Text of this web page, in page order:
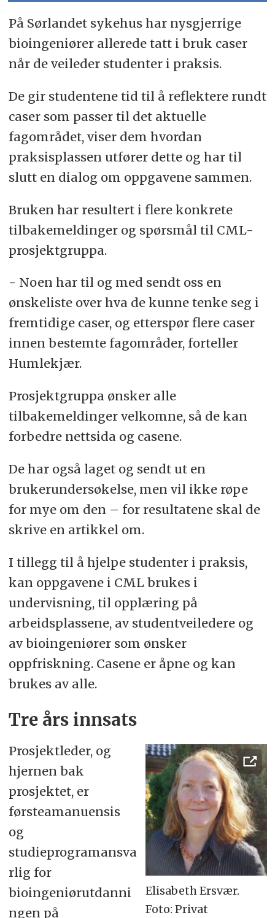
På Sørlandet sykehus har nysgjerrige
bioingeniører allerede tatt i bruk caser
når de veileder studenter i praksis.
De gir studentene tid til å reflektere rundt
caser som passer til det aktuelle
fagområdet, viser dem hvordan
praksisplassen utfører dette og har til
slutt en dialog om oppgavene sammen.
Bruken har resultert i flere konkrete
tilbakemeldinger og spørsmål til CML-
prosjektgruppa.
- Noen har til og med sendt oss en
ønskeliste over hva de kunne tenke seg i
fremtidige caser, og etterspør flere caser
innen bestemte fagområder, forteller
Humlekjær.
Prosjektgruppa ønsker alle
tilbakemeldinger velkomne, så de kan
forbedre nettsida og casene.
De har også laget og sendt ut en
brukerundersøkelse, men vil ikke røpe
for mye om den – for resultatene skal de
skrive en artikkel om.
I tillegg til å hjelpe studenter i praksis,
kan oppgavene i CML brukes i
undervisning, til opplæring på
arbeidsplassene, av studentveiledere og
av bioingeniører som ønsker
oppfriskning. Casene er åpne og kan
brukes av alle.
Tre års innsats
Elisabeth Ersvær.
Foto: Privat
Prosjektleder, og
hjernen bak
prosjektet, er
førsteamanuensis
og
studieprogramansva
rlig for
bioingeniørutdanni
ngen på